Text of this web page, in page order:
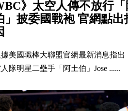
》太空人傳不放行
」披委國戰袍 官網點出
美國職棒大聯盟官網最新消息指出
隊明星二壘手「阿土伯」Jose ......